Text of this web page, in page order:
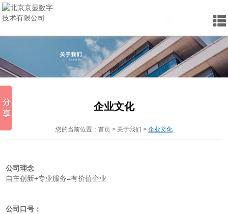
企业文化
您的当前位置： 首页 > 关于我们 > 企业文化
公司理念
自主创新+专业服务=有价值企业
公司口号：